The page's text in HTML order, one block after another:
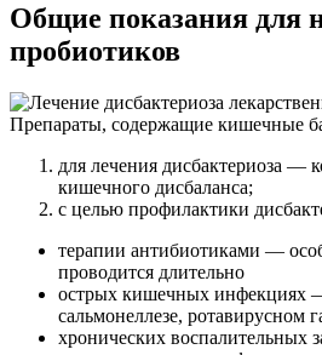
Общие показания для
пробиотиков
Препараты, содержащие кишечные
для лечения дисбактериоза —
кишечного дисбаланса;
с целью профилактики
терапии антибиотиками —
проводится длительно
острых кишечных инфекциях
сальмонеллезе, ротавирусном
хронических воспалительных